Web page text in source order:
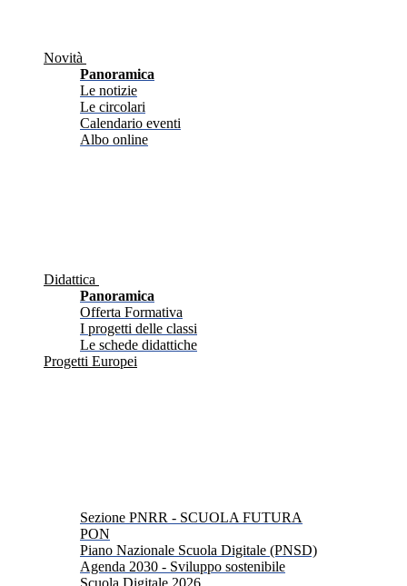
Novità
Panoramica
Le notizie
Le circolari
Calendario eventi
Albo online
Didattica
Panoramica
Offerta Formativa
I progetti delle classi
Le schede didattiche
Progetti Europei
Sezione PNRR - SCUOLA FUTURA
PON
Piano Nazionale Scuola Digitale (PNSD)
Agenda 2030 - Sviluppo sostenibile